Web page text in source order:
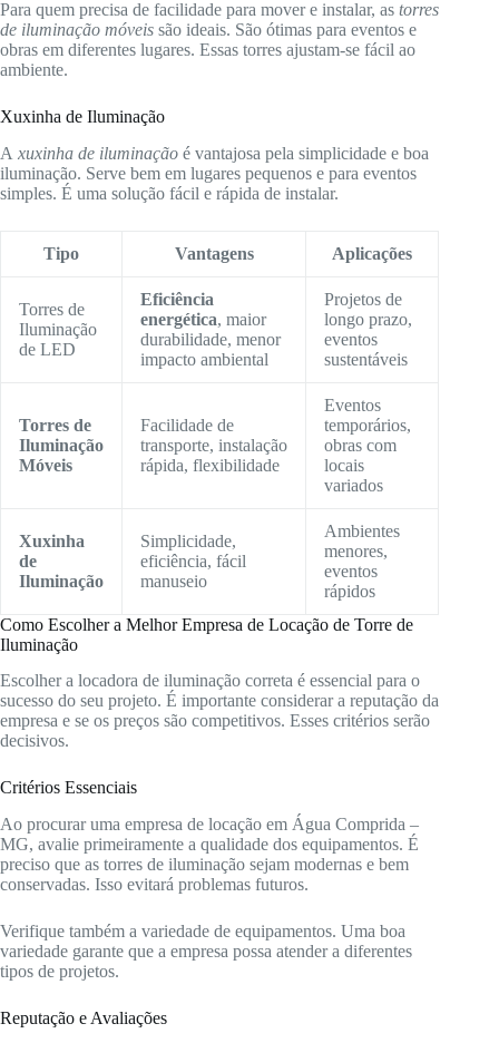
Para quem precisa de facilidade para mover e instalar, as torres
de iluminação móveis são ideais. São ótimas para eventos e
obras em diferentes lugares. Essas torres ajustam-se fácil ao
ambiente.
Xuxinha de Iluminação
A xuxinha de iluminação é vantajosa pela simplicidade e boa
iluminação. Serve bem em lugares pequenos e para eventos
simples. É uma solução fácil e rápida de instalar.
Tipo Vantagens Aplicações
Torres de
Iluminação
de LED
Eficiência
energética, maior
durabilidade, menor
impacto ambiental
Projetos de
longo prazo,
eventos
sustentáveis
Torres de
Iluminação
Móveis
Facilidade de
transporte, instalação
rápida, flexibilidade
Eventos
temporários,
obras com
locais
variados
Xuxinha
de
Iluminação
Simplicidade,
eficiência, fácil
manuseio
Ambientes
menores,
eventos
rápidos
Como Escolher a Melhor Empresa de Locação de Torre de
Iluminação
Escolher a locadora de iluminação correta é essencial para o
sucesso do seu projeto. É importante considerar a reputação da
empresa e se os preços são competitivos. Esses critérios serão
decisivos.
Critérios Essenciais
Ao procurar uma empresa de locação em Água Comprida –
MG, avalie primeiramente a qualidade dos equipamentos. É
preciso que as torres de iluminação sejam modernas e bem
conservadas. Isso evitará problemas futuros.
Verifique também a variedade de equipamentos. Uma boa
variedade garante que a empresa possa atender a diferentes
tipos de projetos.
Reputação e Avaliações